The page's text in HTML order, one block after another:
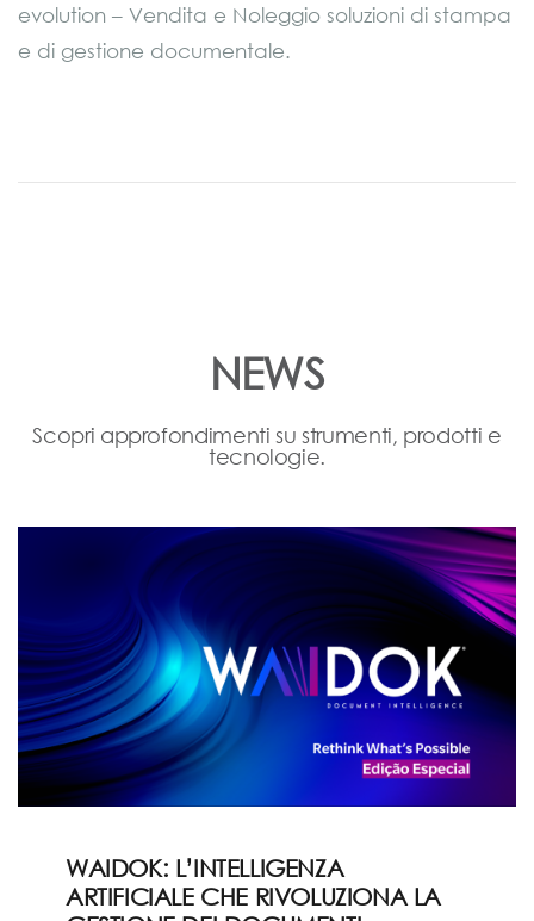
evolution – Vendita e Noleggio soluzioni di stampa
e di gestione documentale.
NEWS
Scopri approfondimenti su strumenti, prodotti e
tecnologie.
WAIDOK: L’INTELLIGENZA
ARTIFICIALE CHE RIVOLUZIONA LA